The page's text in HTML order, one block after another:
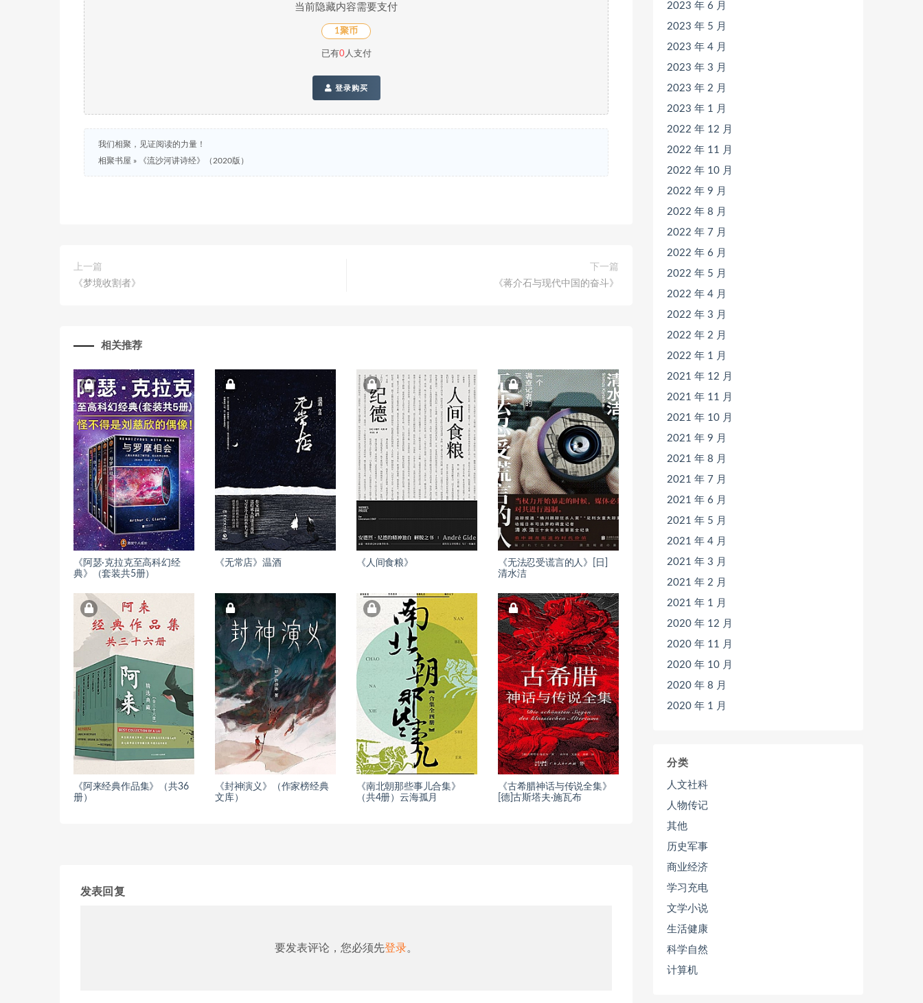
当前隐藏内容需要支付
1聚币
已有0人支付
登录购买
我们相聚，见证阅读的力量！
相聚书屋 » 《流沙河讲诗经》（2020版）
上一篇
《梦境收割者》
下一篇
《蒋介石与现代中国的奋斗》
相关推荐
《阿瑟·克拉克至高科幻经
典》（套装共5册）
《无常店》温酒 《人间食粮》
《无法忍受谎言的人》[日]
清水洁
《阿来经典作品集》（共36
册）
《封神演义》（作家榜经典
文库）
《南北朝那些事儿合集》
（共4册）云海孤月
《古希腊神话与传说全集》
[德]古斯塔夫·施瓦布
发表回复
要发表评论，您必须先登录。
2023 年 6 月
2023 年 5 月
2023 年 4 月
2023 年 3 月
2023 年 2 月
2023 年 1 月
2022 年 12 月
2022 年 11 月
2022 年 10 月
2022 年 9 月
2022 年 8 月
2022 年 7 月
2022 年 6 月
2022 年 5 月
2022 年 4 月
2022 年 3 月
2022 年 2 月
2022 年 1 月
2021 年 12 月
2021 年 11 月
2021 年 10 月
2021 年 9 月
2021 年 8 月
2021 年 7 月
2021 年 6 月
2021 年 5 月
2021 年 4 月
2021 年 3 月
2021 年 2 月
2021 年 1 月
2020 年 12 月
2020 年 11 月
2020 年 10 月
2020 年 8 月
2020 年 1 月
分类
人文社科
人物传记
其他
历史军事
商业经济
学习充电
文学小说
生活健康
科学自然
计算机